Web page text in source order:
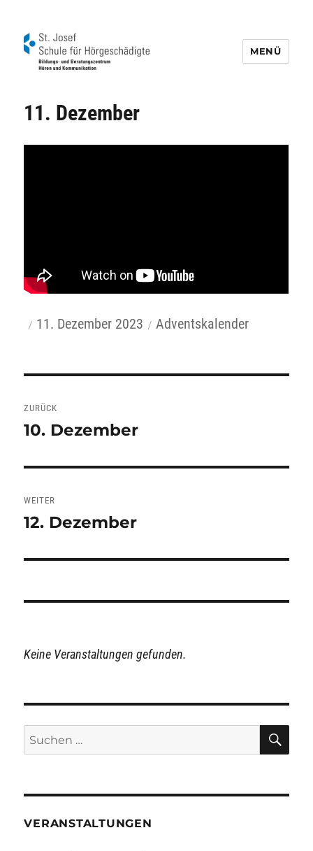
MENÜ
11. Dezember
Autor
Veröffentlicht
11. Dezember 2023 Kategorien
Adventskalender
ZURÜCK
Vorheriger
10. Dezember
WEITER
Nächster
12. Dezember
Keine Veranstaltungen gefunden.
Suchen
nach:
VERANSTALTUNGEN